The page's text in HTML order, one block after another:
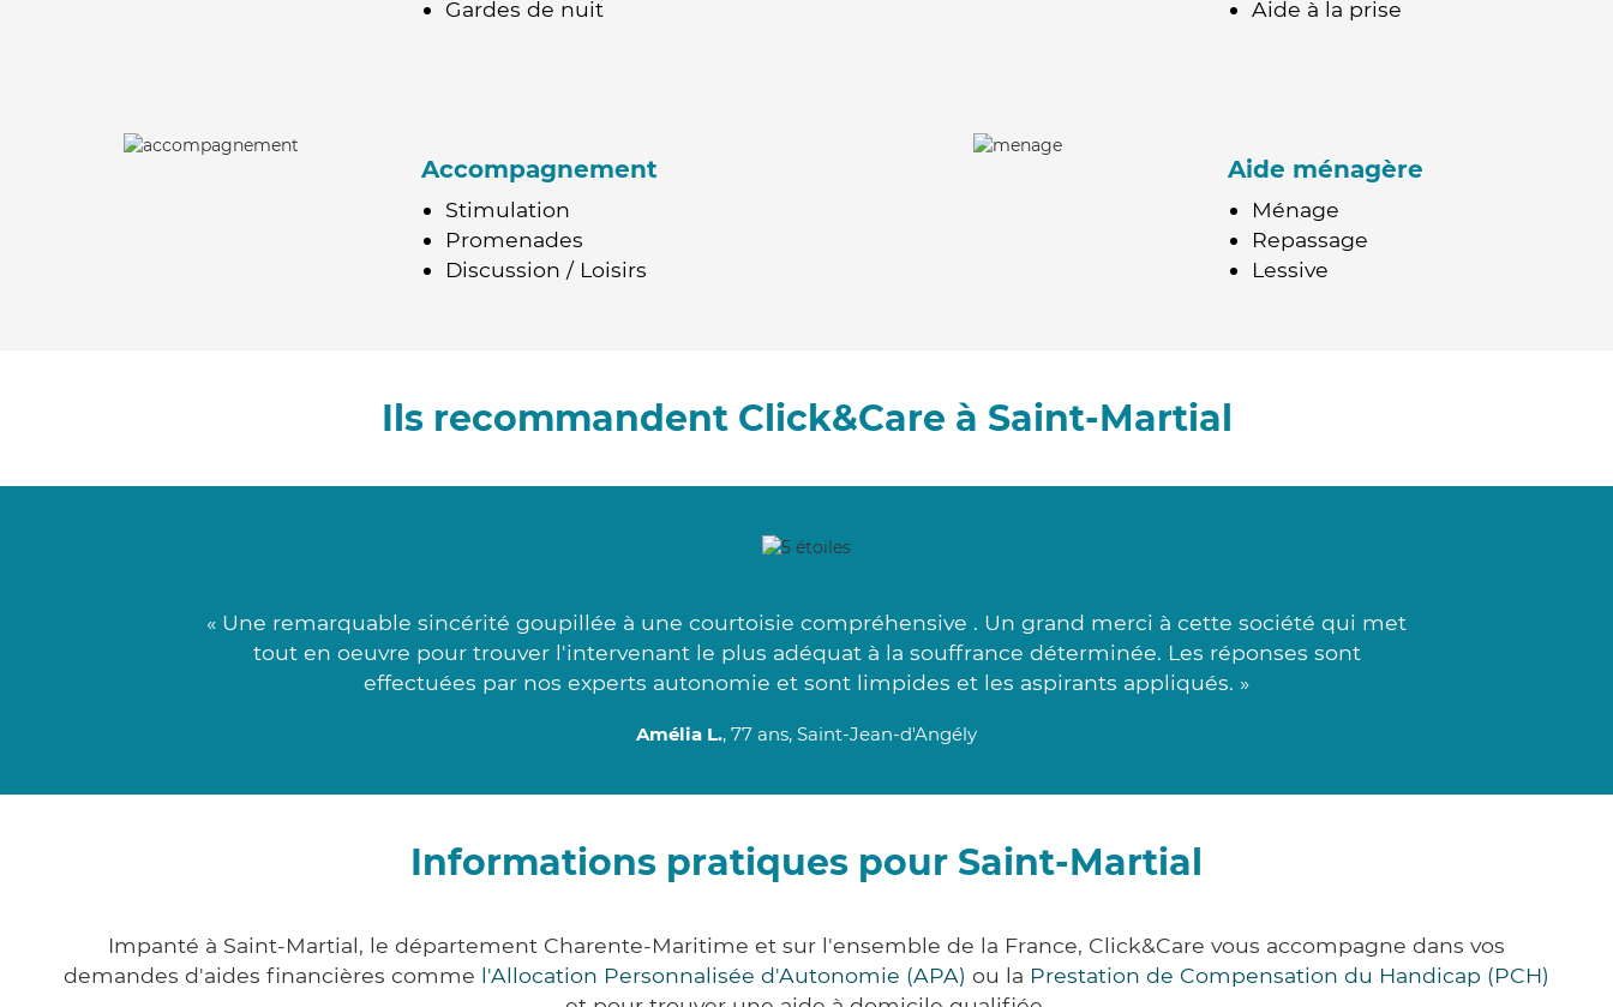
Gardes de nuit
Aide à la prise
Accompagnement
Stimulation
Promenades
Discussion / Loisirs
Aide ménagère
Ménage
Repassage
Lessive
Ils recommandent Click&Care à Saint-Martial
« Une remarquable sincérité goupillée à une courtoisie compréhensive . Un grand merci à cette société qui met
tout en oeuvre pour trouver l'intervenant le plus adéquat à la souffrance déterminée. Les réponses sont
effectuées par nos experts autonomie et sont limpides et les aspirants appliqués. »
Amélia L., 77 ans, Saint-Jean-d'Angély
Informations pratiques pour Saint-Martial
Impanté à Saint-Martial, le département Charente-Maritime et sur l'ensemble de la France, Click&Care vous accompagne dans vos
demandes d'aides financières comme l'Allocation Personnalisée d'Autonomie (APA) ou la Prestation de Compensation du Handicap (PCH)